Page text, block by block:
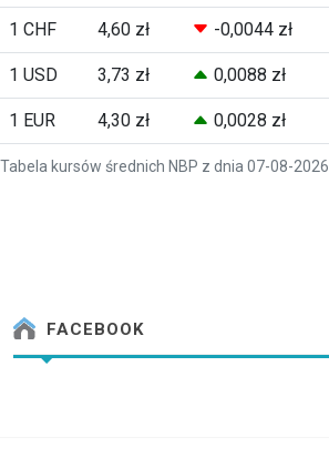
Tabela kursów średnich NBP z dnia 07-08-2026
1 CHF 4,60 zł -0,0044 zł
1 USD 3,73 zł 0,0088 zł
1 EUR 4,30 zł 0,0028 zł
FACEBOOK